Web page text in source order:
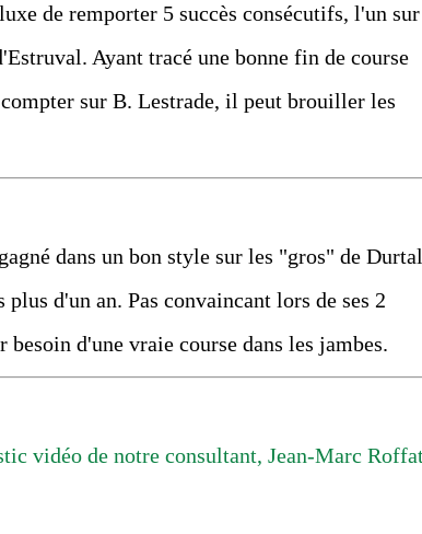
de remporter 5 succès consécutifs, l'un sur
Ayant tracé une bonne fin de course
sur B. Lestrade, il peut brouiller les
dans un bon style sur les "gros" de
d'un an. Pas convaincant lors de ses 2
d'une vraie course dans les jambes.
vidéo de notre consultant, Jean-Marc